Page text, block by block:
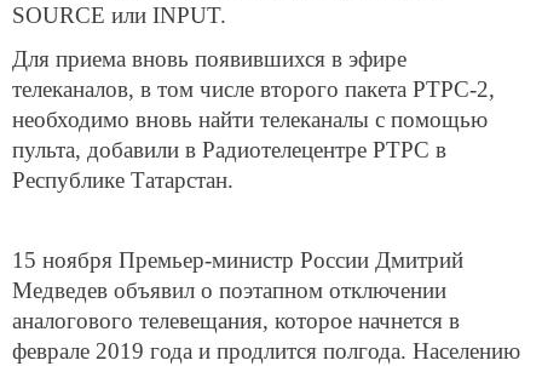
SOURCE или INPUT.
Для приема вновь появившихся в эфире
телеканалов, в том числе второго пакета РТРС-2,
необходимо вновь найти телеканалы с помощью
пульта, добавили в Радиотелецентре РТРС в
Республике Татарстан.
15 ноября Премьер-министр России Дмитрий
Медведев объявил о поэтапном отключении
аналогового телевещания, которое начнется в
феврале 2019 года и продлится полгода. Населению